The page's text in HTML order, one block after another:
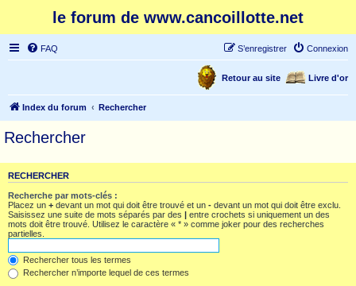
le forum de www.cancoillotte.net
FAQ Connexion
S’enregistrer
Livre d'or
Retour au site
Index du forum Rechercher
Rechercher
RECHERCHER
Recherche par mots-clés :
Placez un + devant un mot qui doit être trouvé et un - devant un mot qui doit être exclu.
Saisissez une suite de mots séparés par des | entre crochets si uniquement un des
mots doit être trouvé. Utilisez le caractère « * » comme joker pour des recherches
partielles.
Rechercher tous les termes
Rechercher n’importe lequel de ces termes